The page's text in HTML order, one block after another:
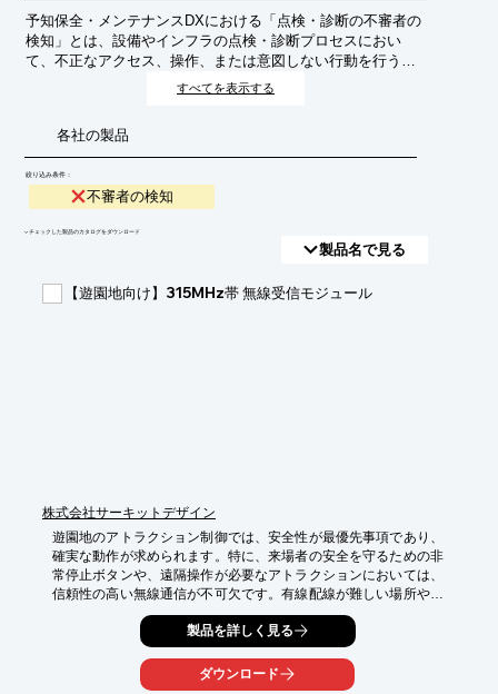
予知保全・メンテナンスDXにおける「点検・診断の不審者の
検知」とは、設備やインフラの点検・診断プロセスにおい
て、不正なアクセス、操作、または意図しない行動を行う人
物を早期に発見・特定する取り組みです。これにより、設備
の誤った診断や意図しない故障、情報漏洩などのリスクを低
すべてを表示する
各社の製品
絞り込み条件：
不審者の検知
​▼チェックした製品のカタログをダウンロード
製品名で見る
【遊園地向け】315MHz帯 無線受信モジュール
株式会社サーキットデザイン
遊園地のアトラクション制御では、安全性が最優先事項であり、
確実な動作が求められます。特に、来場者の安全を守るための非
常停止ボタンや、遠隔操作が必要なアトラクションにおいては、
信頼性の高い無線通信が不可欠です。有線配線が難しい場所や、
移動するアトラクションの制御には、当社の315MHz帯無線受信
モジュールが最適です。
【活用シーン】
・アトラクションの非常停止ボタン
製品を詳しく見る
ダウンロード